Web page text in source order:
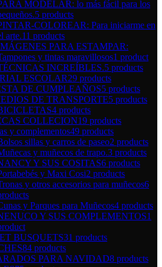
MODELAR: lo más fácil para los
5 products
COLOREAR: Para iniciarme en
arte.11 products
PARA ESTAMPAR:
y tintas maravillosos1 product
INCREÍBLES.5 products
ESCOLAR29 products
DE CUMPLEAÑOS5 products
DE TRANSPORTE5 products
4 products
COLLECION19 products
y complementos49 products
sillas y carros de paseo2 products
y muñecos de trapo.3 products
Y SUS COSITAS6 products
y Maxi Cosi2 products
y otros accesorios para muñecos6
y Parques para Muñecos4 products
Y SUS COMPLEMENTOS1
BUSQUETS31 products
84 products
PARA NAVIDAD8 products